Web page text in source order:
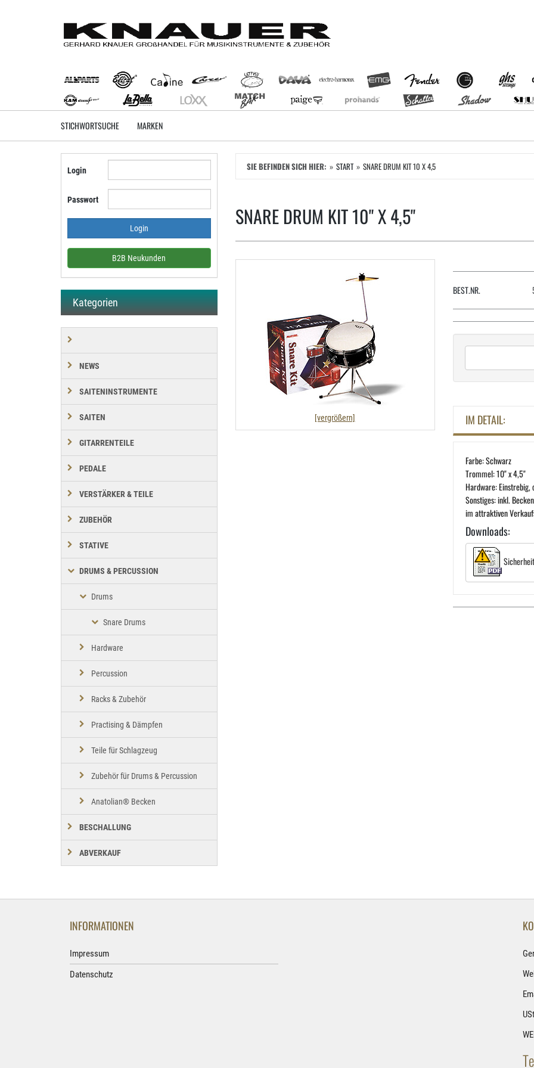
STICHWORTSUCHE MARKEN
SIE BEFINDEN SICH HIER: START SNARE DRUM KIT 10 X 4,5
SNARE DRUM KIT 10" X 4,5"
[vergrößern]
BEST.NR.
IM DETAIL:
Farbe: Schwarz
Trommel: 10" x 4,5"
Hardware: Einstrebig,
Sonstiges: inkl.
im attraktiven
Downloads:
Login
Passwort
B2B Neukunden
Kategorien
NEWS
SAITENINSTRUMENTE
SAITEN
GITARRENTEILE
PEDALE
VERSTÄRKER & TEILE
ZUBEHÖR
STATIVE
DRUMS & PERCUSSION
Drums
Snare Drums
Hardware
Percussion
Racks & Zubehör
Practising & Dämpfen
Teile für Schlagzeug
Zubehör für Drums & Percussion
Anatolian® Becken
BESCHALLUNG
ABVERKAUF
INFORMATIONEN
Impressum
Datenschutz